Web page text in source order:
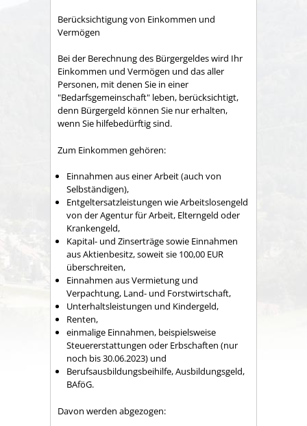
Berücksichtigung von Einkommen und
Vermögen
Bei der Berechnung des Bürgergeldes wird Ihr
Einkommen und Vermögen und das aller
Personen, mit denen Sie in einer
"Bedarfsgemeinschaft" leben, berücksichtigt,
denn Bürgergeld können Sie nur erhalten,
wenn Sie hilfebedürftig sind.
Zum Einkommen gehören:
Einnahmen aus einer Arbeit (auch von
Selbständigen),
Entgeltersatzleistungen wie Arbeitslosengeld
von der Agentur für Arbeit, Elterngeld oder
Krankengeld,
Kapital- und Zinserträge sowie Einnahmen
aus Aktienbesitz, soweit sie 100,00 EUR
überschreiten,
Einnahmen aus Vermietung und
Verpachtung, Land- und Forstwirtschaft,
Unterhaltsleistungen und Kindergeld,
Renten,
einmalige Einnahmen, beispielsweise
Steuererstattungen oder Erbschaften (nur
noch bis 30.06.2023) und
Berufsausbildungsbeihilfe, Ausbildungsgeld,
BAföG.
Davon werden abgezogen: